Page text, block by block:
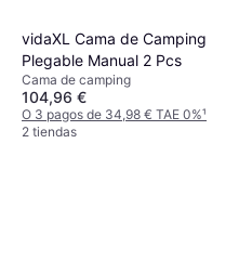
vidaXL Cama de Camping
Plegable Manual 2 Pcs
Cama de camping
104,96 €
O 3 pagos de 34,98 € TAE 0%¹
2 tiendas